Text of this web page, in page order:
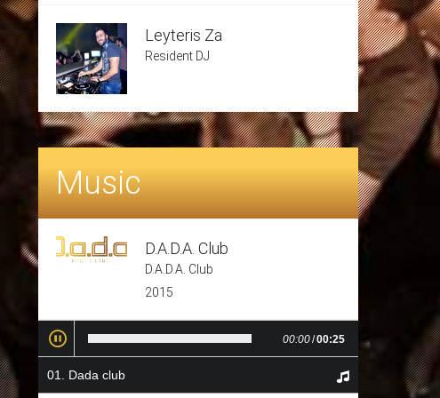
Leyteris Za
Resident DJ
Music
D.A.D.A. Club
D.A.D.A. Club
2015
00:00/00:25
Dada club